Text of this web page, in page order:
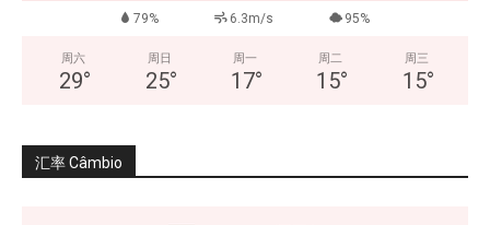
79% 6.3m/s 95%
周六
29°
周日
25°
周一
17°
周二
15°
周三
15°
汇率 Câmbio